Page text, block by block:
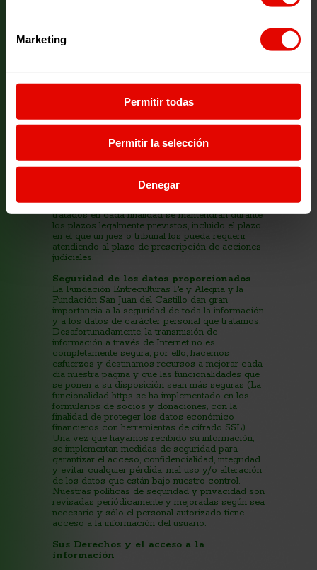
Marketing
Permitir todas
Permitir la selección
Denegar
La Fundación Entreculturas Fe y Alegría y la
Fundación San Juan del Castillo informan, de
Donaciones, etc.), procederemos a ceder sus
datos a los organismos y administraciones,
bancos y otras entidades colaboradoras de
gestión corporativa de la información.
¿Durante cuánto tiempo vamos a
Los datos personales serán mantenidos
mientras siga vinculado con nosotros.
Una vez se desvincule, los datos personales
tratados en cada finalidad se mantendrán durante
los plazos legalmente previstos, incluido el plazo
en el que un juez o tribunal los pueda requerir
atendiendo al plazo de prescripción de acciones
judiciales.
Seguridad de los datos proporcionados
La Fundación Entreculturas Fe y Alegría y la
Fundación San Juan del Castillo dan gran
importancia a la seguridad de toda la información
y a los datos de carácter personal que tratamos.
Desafortunadamente, la transmisión de
información a través de Internet no es
completamente segura; por ello, hacemos
esfuerzos y destinamos recursos a mejorar cada
día nuestra página y que las funcionalidades que
se ponen a su disposición sean más seguras (La
funcionalidad https se ha implementado en los
formularios de socios y donaciones, con la
finalidad de proteger los datos económico-
financieros con herramientas de cifrado SSL).
Una vez que hayamos recibido su información,
se implementan medidas de seguridad para
garantizar el acceso, confidencialidad, integridad
y evitar cualquier pérdida, mal uso y/o alteración
de los datos que están bajo nuestro control.
Nuestras políticas de seguridad y privacidad son
revisadas periódicamente y mejoradas según sea
necesario y sólo el personal autorizado tiene
acceso a la información del usuario.
Sus Derechos y el acceso a la
información